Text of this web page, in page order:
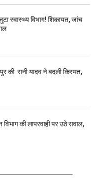
स्वास्थ्य विभाग! शिकायत, जांच
की रानी यादव ने बदली किस्मत,
विभाग की लापरवाही पर उठे सवाल,